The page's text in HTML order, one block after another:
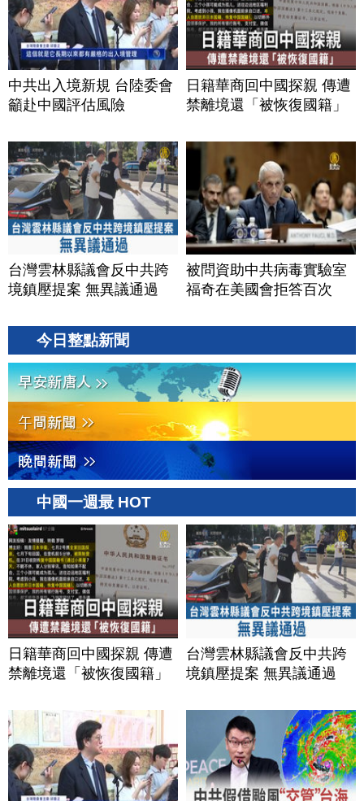
中共出入境新規 台陸委會
籲赴中國評估風險
日籍華商回中國探親 傳遭
禁離境還「被恢復國籍」
台灣雲林縣議會反中共跨
境鎮壓提案 無異議通過
被問資助中共病毒實驗室
福奇在美國會拒答百次
今日整點新聞
中國一週最 HOT
日籍華商回中國探親 傳遭
禁離境還「被恢復國籍」
台灣雲林縣議會反中共跨
境鎮壓提案 無異議通過